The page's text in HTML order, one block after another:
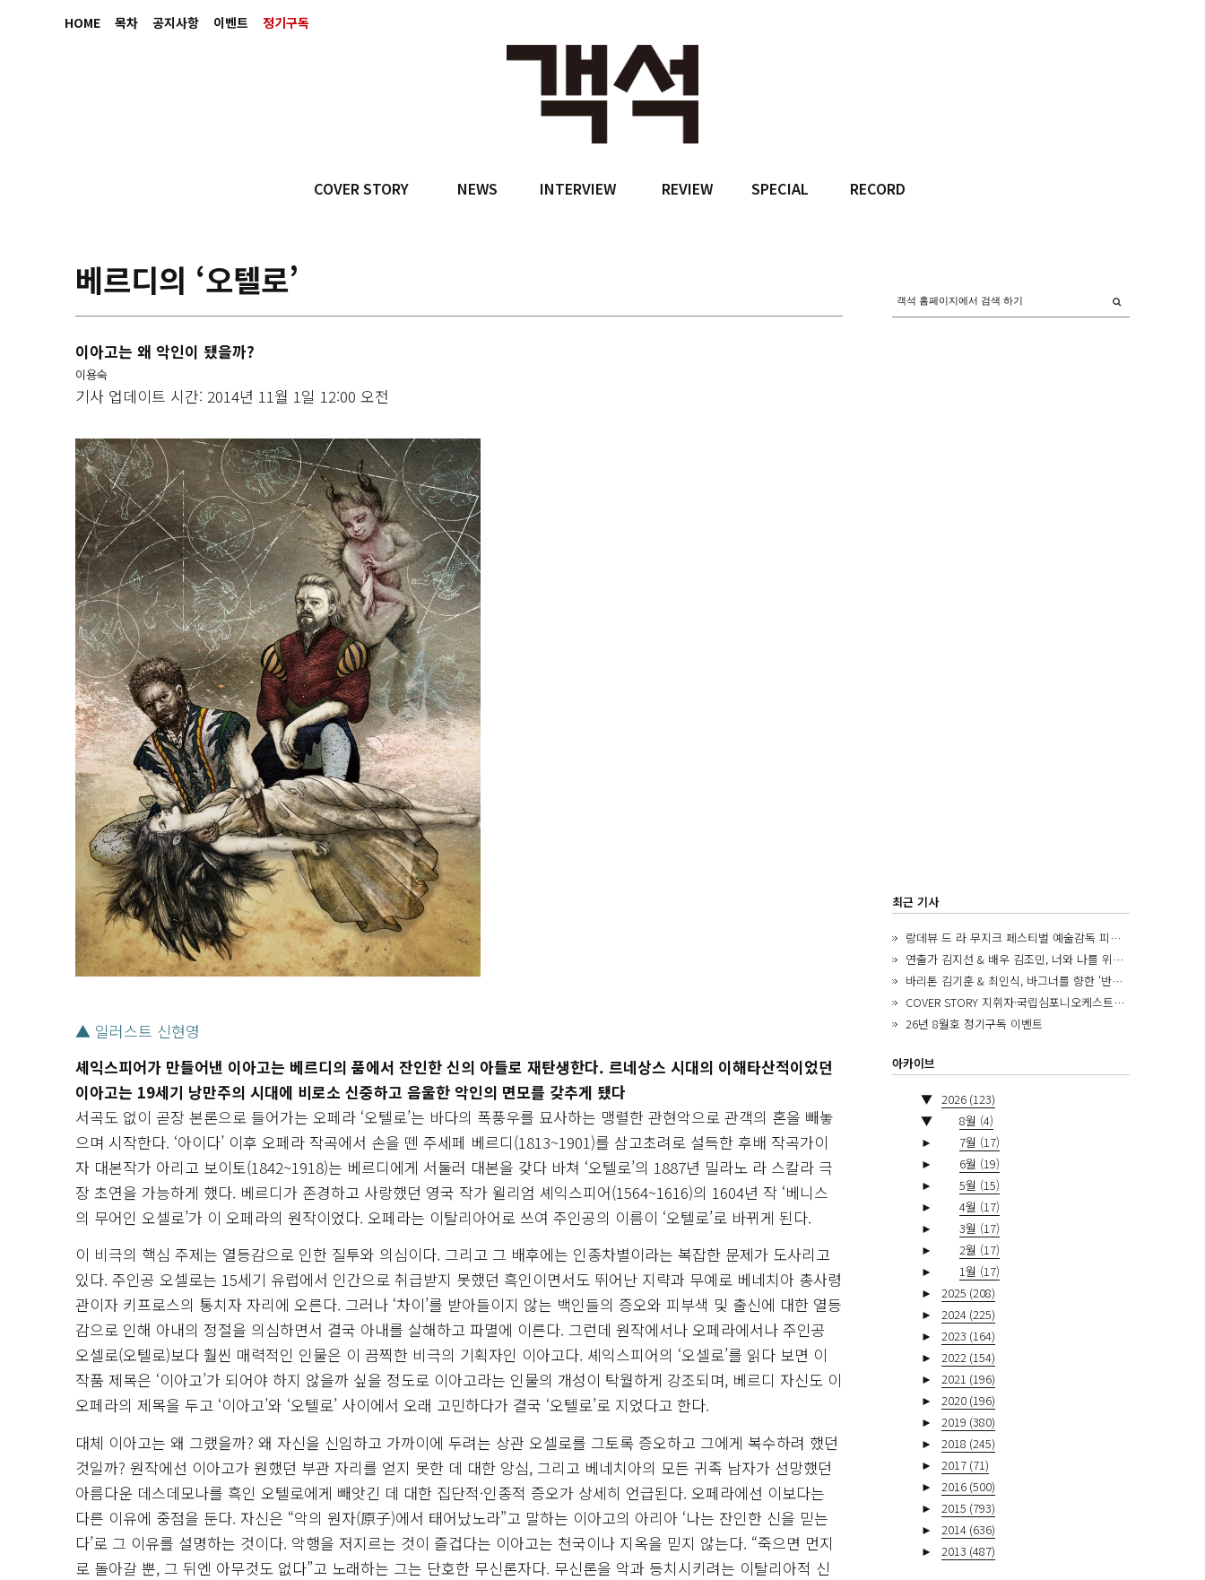
HOME 목차 공지사항 이벤트 정기구독
COVER STORY NEWS INTERVIEW REVIEW SPECIAL RECORD
베르디의 ‘오텔로’
이아고는 왜 악인이 됐을까?
이용숙
기사 업데이트 시간: 2014년 11월 1일 12:00 오전
▲ 일러스트 신현영
셰익스피어가 만들어낸 이아고는 베르디의 품에서 잔인한 신의 아들로 재탄생한다. 르네상스 시대의 이해타산적이었던
이아고는 19세기 낭만주의 시대에 비로소 신중하고 음울한 악인의 면모를 갖추게 됐다
서곡도 없이 곧장 본론으로 들어가는 오페라 ‘오텔로’는 바다의 폭풍우를 묘사하는 맹렬한 관현악으로 관객의 혼을 빼놓
으며 시작한다. ‘아이다’ 이후 오페라 작곡에서 손을 뗀 주세페 베르디(1813~1901)를 삼고초려로 설득한 후배 작곡가이
자 대본작가 아리고 보이토(1842~1918)는 베르디에게 서둘러 대본을 갖다 바쳐 ‘오텔로’의 1887년 밀라노 라 스칼라 극
장 초연을 가능하게 했다. 베르디가 존경하고 사랑했던 영국 작가 윌리엄 셰익스피어(1564~1616)의 1604년 작 ‘베니스
의 무어인 오셀로’가 이 오페라의 원작이었다. 오페라는 이탈리아어로 쓰여 주인공의 이름이 ‘오텔로’로 바뀌게 된다.
이 비극의 핵심 주제는 열등감으로 인한 질투와 의심이다. 그리고 그 배후에는 인종차별이라는 복잡한 문제가 도사리고
있다. 주인공 오셀로는 15세기 유럽에서 인간으로 취급받지 못했던 흑인이면서도 뛰어난 지략과 무예로 베네치아 총사령
관이자 키프로스의 통치자 자리에 오른다. 그러나 ‘차이’를 받아들이지 않는 백인들의 증오와 피부색 및 출신에 대한 열등
감으로 인해 아내의 정절을 의심하면서 결국 아내를 살해하고 파멸에 이른다. 그런데 원작에서나 오페라에서나 주인공
오셀로(오텔로)보다 훨씬 매력적인 인물은 이 끔찍한 비극의 기획자인 이아고다. 셰익스피어의 ‘오셀로’를 읽다 보면 이
작품 제목은 ‘이아고’가 되어야 하지 않을까 싶을 정도로 이아고라는 인물의 개성이 탁월하게 강조되며, 베르디 자신도 이
오페라의 제목을 두고 ‘이아고’와 ‘오텔로’ 사이에서 오래 고민하다가 결국 ‘오텔로’로 지었다고 한다.
대체 이아고는 왜 그랬을까? 왜 자신을 신임하고 가까이에 두려는 상관 오셀로를 그토록 증오하고 그에게 복수하려 했던
것일까? 원작에선 이아고가 원했던 부관 자리를 얻지 못한 데 대한 앙심, 그리고 베네치아의 모든 귀족 남자가 선망했던
아름다운 데스데모나를 흑인 오텔로에게 빼앗긴 데 대한 집단적·인종적 증오가 상세히 언급된다. 오페라에선 이보다는
다른 이유에 중점을 둔다. 자신은 “악의 원자(原子)에서 태어났노라”고 말하는 이아고의 아리아 ‘나는 잔인한 신을 믿는
다’로 그 이유를 설명하는 것이다. 악행을 저지르는 것이 즐겁다는 이아고는 천국이나 지옥을 믿지 않는다. “죽으면 먼지
로 돌아갈 뿐, 그 뒤엔 아무것도 없다”고 노래하는 그는 단호한 무신론자다. 무신론을 악과 등치시키려는 이탈리아적 신
최근 기사
랑데뷰 드 라 무지크 페스티벌 예술감독 피아니스트 김혜진, 5년간의 여정을 돌아보며
연출가 김지선 & 배우 김조민, 너와 나를 위한 ‘모두의 숲’에서 만나는 동심
바리톤 김기훈 & 최인식, 바그너를 향한 ‘반지 원정대’를 앞두고
COVER STORY 지휘자·국립심포니오케스트라 제8대 음악감독 로베르토 아바도
26년 8월호 정기구독 이벤트
아카이브
▼ 2026 (123)
▼
8월 (4)
►
7월 (17)
►
6월 (19)
►
5월 (15)
►
4월 (17)
►
3월 (17)
►
2월 (17)
►
1월 (17)
►
2025 (208)
►
2024 (225)
►
2023 (164)
►
2022 (154)
►
2021 (196)
►
2020 (196)
►
2019 (380)
►
2018 (245)
►
2017 (71)
►
2016 (500)
►
2015 (793)
►
2014 (636)
►
2013 (487)